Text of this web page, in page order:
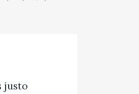
justo